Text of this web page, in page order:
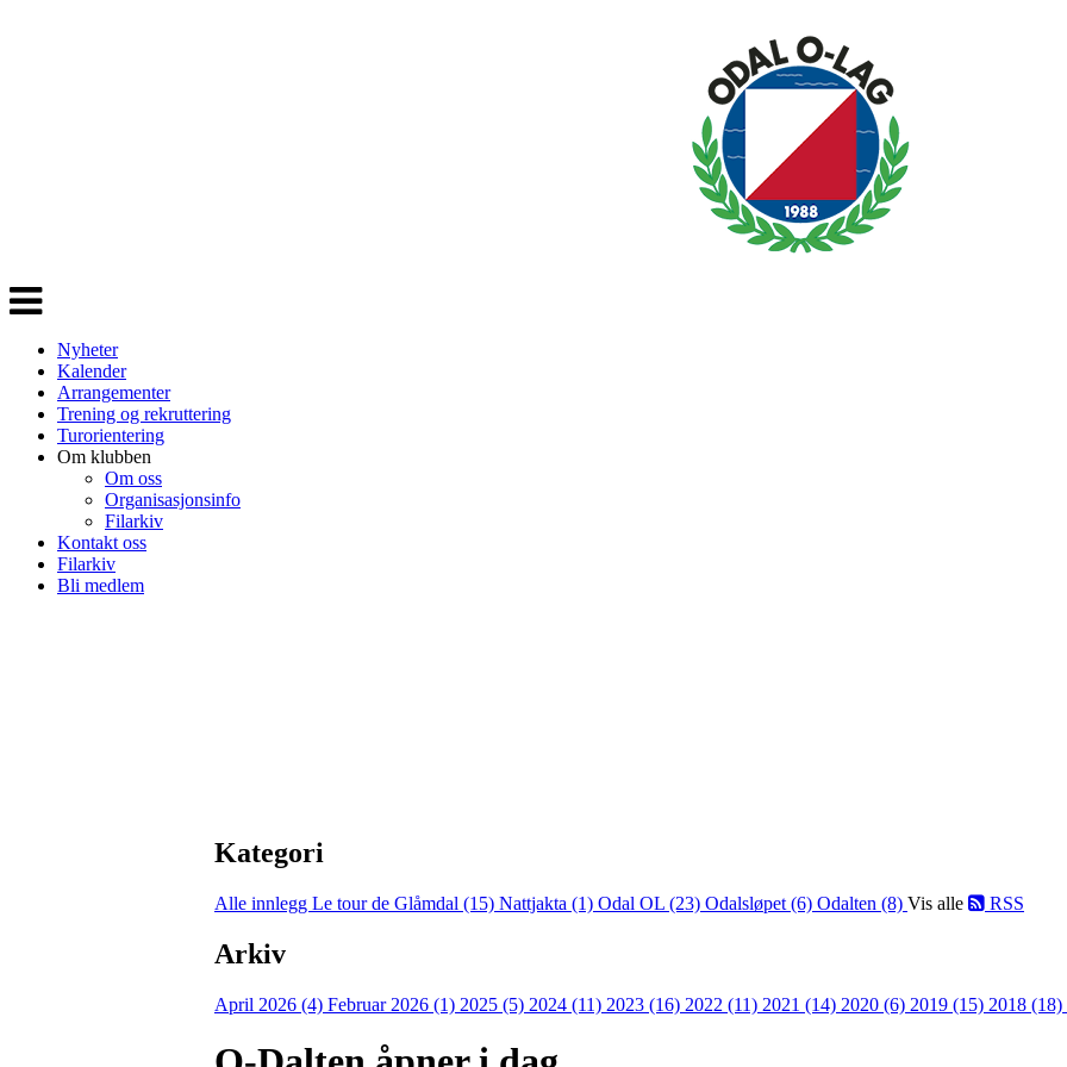
Veksle
navigasjon
Nyheter
Kalender
Arrangementer
Trening og rekruttering
Turorientering
Om klubben
Om oss
Organisasjonsinfo
Filarkiv
Kontakt oss
Filarkiv
Bli medlem
Kategori
Alle innlegg Le tour de Glåmdal (15) Nattjakta (1) Odal OL (23) Odalsløpet (6) Odalten (8) Vis alle RSS
Arkiv
April 2026 (4) Februar 2026 (1) 2025 (5) 2024 (11) 2023 (16) 2022 (11) 2021 (14) 2020 (6) 2019 (15) 2018 (18)